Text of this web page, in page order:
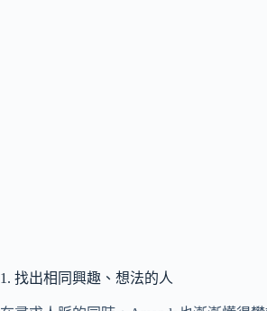
1. 找出相同興趣、想法的人